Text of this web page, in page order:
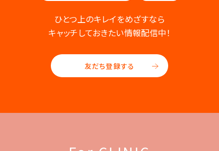
ひとつ上のキレイをめざすなら
キャッチしておきたい情報配信中！
友だち登録する